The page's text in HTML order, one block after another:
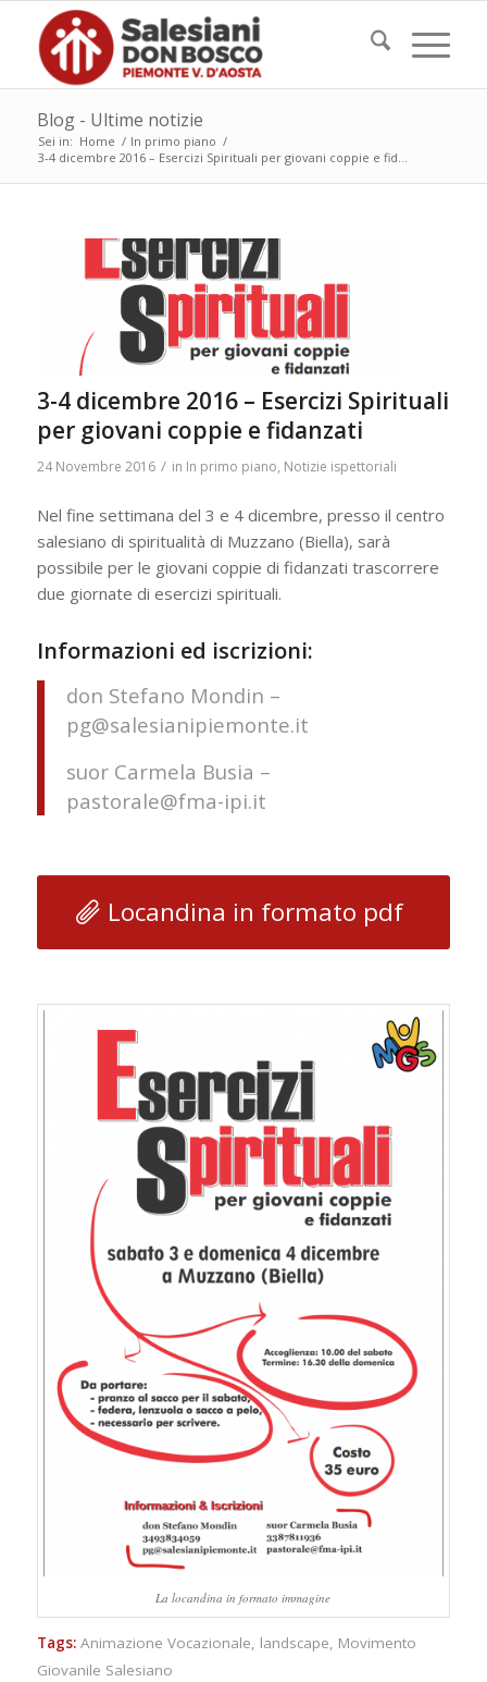
Blog - Ultime notizie
Sei in: Home / In primo piano /
3-4 dicembre 2016 – Esercizi Spirituali per giovani coppie e fid...
3-4 dicembre 2016 – Esercizi Spirituali
per giovani coppie e fidanzati
24 Novembre 2016 / in In primo piano, Notizie ispettoriali
Nel fine settimana del 3 e 4 dicembre, presso il centro
salesiano di spiritualità di Muzzano (Biella), sarà
possibile per le giovani coppie di fidanzati trascorrere
due giornate di esercizi spirituali.
Informazioni ed iscrizioni:
don Stefano Mondin –
pg@salesianipiemonte.it
suor Carmela Busia –
pastorale@fma-ipi.it
Locandina in formato pdf
La locandina in formato immagine
Tags: Animazione Vocazionale, landscape, Movimento
Giovanile Salesiano